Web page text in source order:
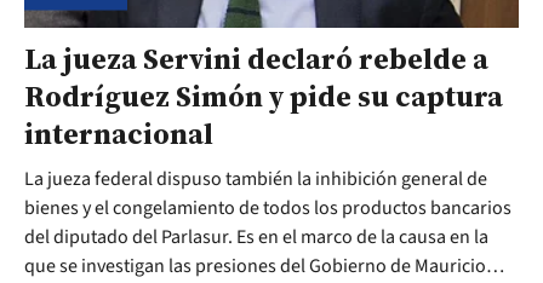
La jueza Servini declaró rebelde a
Rodríguez Simón y pide su captura
internacional
La jueza federal dispuso también la inhibición general de
bienes y el congelamiento de todos los productos bancarios
del diputado del Parlasur. Es en el marco de la causa en la
que se investigan las presiones del Gobierno de Mauricio